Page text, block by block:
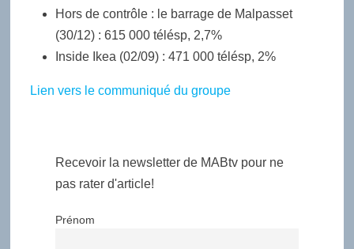
Hors de contrôle : le barrage de Malpasset
(30/12) : 615 000 télésp, 2,7%
Inside Ikea (02/09) : 471 000 télésp, 2%
Lien vers le communiqué du groupe
Recevoir la newsletter de MABtv pour ne
pas rater d'article!
Prénom